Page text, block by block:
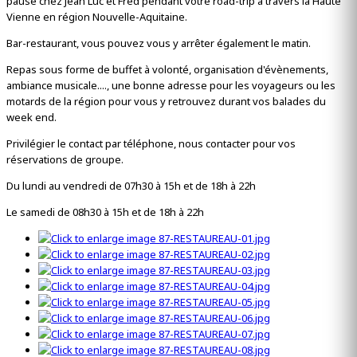
Vienne en région Nouvelle-Aquitaine.
Bar-restaurant, vous pouvez vous y arrêter également le matin.
Repas sous forme de buffet à volonté, organisation d'évènements,
ambiance musicale...., une bonne adresse pour les voyageurs ou les
motards de la région pour vous y retrouvez durant vos balades du
week end.
Privilégier le contact par téléphone, nous contacter pour vos
réservations de groupe.
Du lundi au vendredi de 07h30 à 15h et de 18h à 22h
Le samedi de 08h30 à 15h et de 18h à 22h